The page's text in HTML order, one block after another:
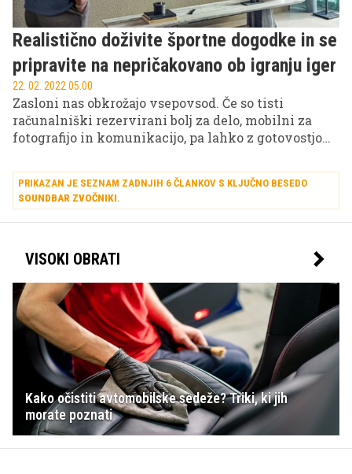
Realistično doživite športne dogodke in se
pripravite na nepričakovano ob igranju iger
22. 02. 2022 05.00
Zasloni nas obkrožajo vsepovsod. Če so tisti
računalniški rezervirani bolj za delo, mobilni za
fotografijo in komunikacijo, pa lahko z gotovostjo
predvsem za zabavo in sprostitev.
PRIKAZAN JE SEZNAM ZADNJIH 6 ČLANKOV S KLJUČNO BESEDO
SOUNDBAR ZVOČNIKI.
VISOKI OBRATI
Kako očistiti avtomobilske sedeže? Triki, ki jih
morate poznati